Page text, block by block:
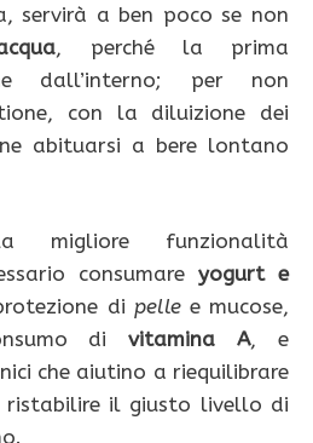
servirà a ben poco se non
, perché la prima
dall’interno; per non
con la diluizione dei
abituarsi a bere lontano
migliore funzionalità
consumare yogurt e
di pellee mucose,
divitamina A, e
che aiutino a riequilibrare
il giusto livello di